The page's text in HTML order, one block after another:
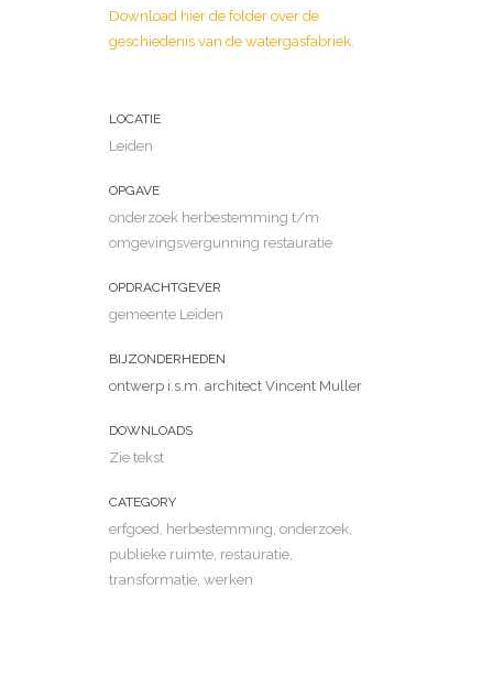
Download hier de folder over de
geschiedenis van de watergasfabriek.
LOCATIE
Leiden
OPGAVE
onderzoek herbestemming t/m
omgevingsvergunning restauratie
OPDRACHTGEVER
gemeente Leiden
BIJZONDERHEDEN
ontwerp i.s.m. architect Vincent Muller
DOWNLOADS
Zie tekst
CATEGORY
erfgoed, herbestemming, onderzoek,
publieke ruimte, restauratie,
transformatie, werken